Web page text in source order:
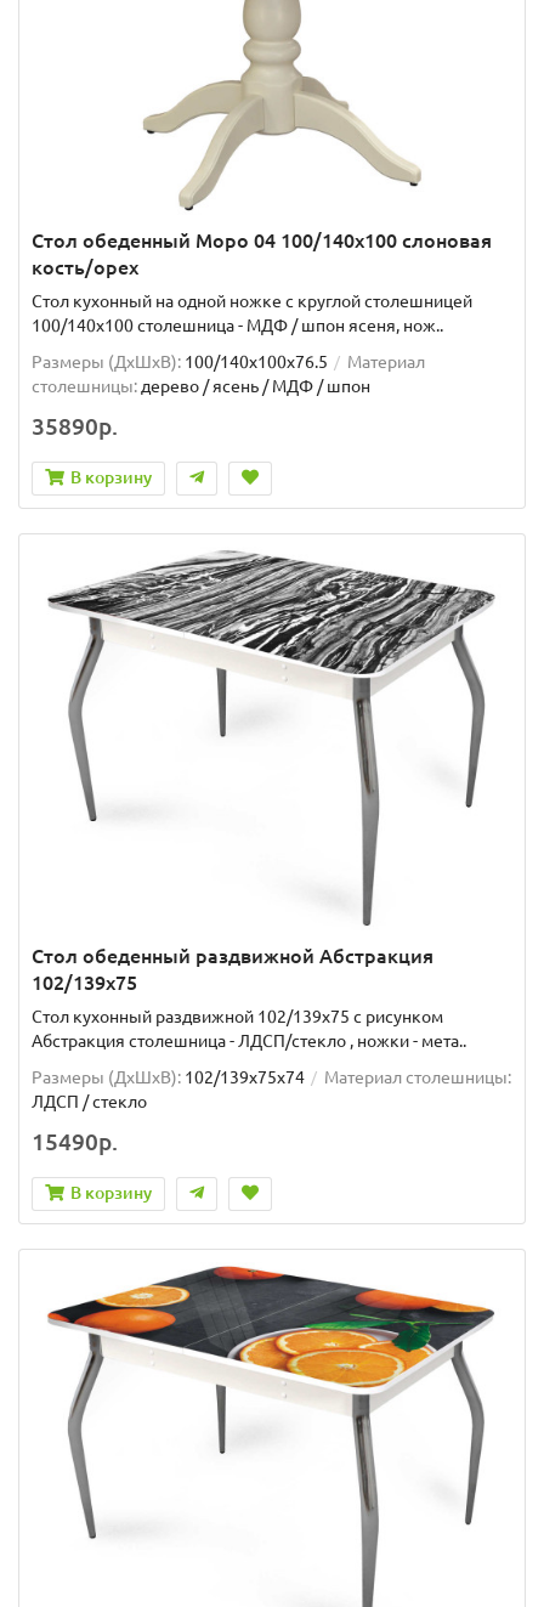
Стол обеденный Моро 04 100/140х100 слоновая
кость/орех
Стол кухонный на одной ножке с круглой столешницей
100/140х100 столешница - МДФ / шпон ясеня, нож..
Размеры (ДхШxВ): 100/140х100х76.5
Материал
столешницы: дерево / ясень / МДФ / шпон
35890р.
В корзину
Стол обеденный раздвижной Абстракция
102/139х75
Стол кухонный раздвижной 102/139x75 с рисунком
Абстракция столешница - ЛДСП/стекло , ножки - мета..
Размеры (ДхШxВ): 102/139х75х74
Материал столешницы:
ЛДСП / стекло
15490р.
В корзину